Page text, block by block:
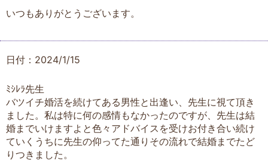
いつもありがとうございます。
日付：2024/1/15
ﾐｼﾚﾗ先生
バツイチ婚活を続けてある男性と出逢い、先生に視て頂き
ました。私は特に何の感情もなかったのですが、先生は結
婚までいけますよと色々アドバイスを受けお付き合い続け
ていくうちに先生の仰ってた通りその流れで結婚までたど
りつきました。